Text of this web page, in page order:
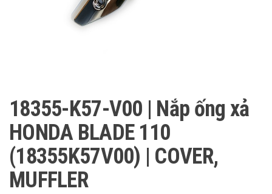
18355-K57-V00 | Nắp ống xả
HONDA BLADE 110
(18355K57V00) | COVER,
MUFFLER